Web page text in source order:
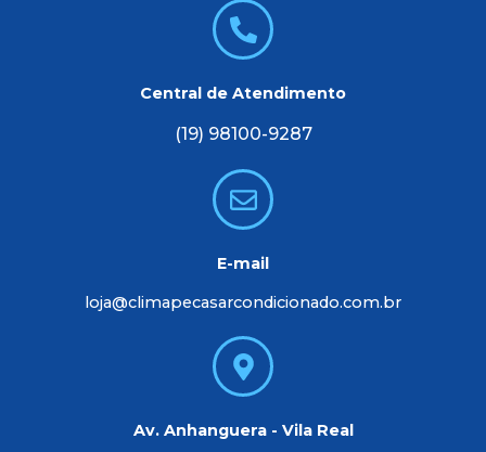
Central de Atendimento
(19) 98100-9287
E-mail
loja@climapecasarcondicionado.com.br
Av. Anhanguera - Vila Real